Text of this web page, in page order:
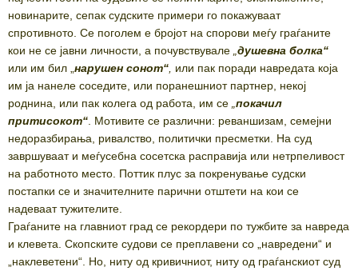
новинарите, сепак судските примери го покажуваат
спротивното. Се поголем е бројот на спорови меѓу граѓаните
кои не се јавни личности, а почувствувале душевна болка“
или им бил „ нарушен сонот“ или пак поради навредата која
им ја нанеле соседите, или поранешниот партнер, некој
роднина, или пак колега од работа, им се покачил
притисокот“ . Мотивите се различни: реваншизам, семејни
недоразбирања, ривалство, политички пресметки. На суд
завршуваат и меѓусебна сосетска расправија или нетрпеливост
на работното место. Поттик плус за покренување судски
постапки се и значителните парични отштети на кои се
надеваат тужителите.
Граѓаните на главниот град се рекордери по тужбите за навреда
и клевета. Скопските судови се преплавени со „навредени“ и
„наклеветени“. Но, ниту од кривичниот, ниту од граѓанскиот суд